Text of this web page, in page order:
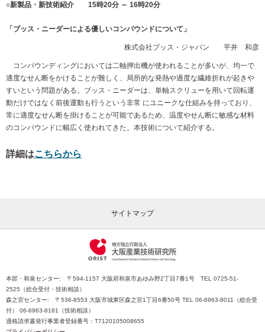
○新製品・新技術紹介 15時20分 ～ 16時20分
「ブッス・ニーダーによる優しいコンパウンドについて」
株式会社ブッス・ジャパン 平井 和彦
コンパウンディングにおいては二軸押出機が使われることが多いが、均一で
適度なせん断をかけることが難しく、局所的な発熱や過度な繊維折れが起きや
すいという問題がある。ブッス・ニーダーは、単軸スクリューを用いて回転運
動だけではなく前後運動も行うという非常 にユニークな仕組みを持っており、
常に適度なせん断を掛けることが可能であるため、温度やせん断に敏感な材料
のコンパウンドに幅広く使われてきた。本技術について紹介する。
詳細はこちらから
サイトマップ
本部・和泉センター: 〒594-1157 大阪府和泉市あゆみ野2丁目7番1号 TEL 0725-51-
2525（総合受付・技術相談）
森之宮センター: 〒536-8553 大阪市城東区森之宮1丁目6番50号 TEL 06-6963-8011（総合受
付） 06-6963-8181（技術相談）
適格請求書発行事業者登録番号：T7120105008655